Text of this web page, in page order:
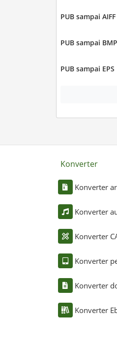
PUB sampai AIFF
PUB sampai BMP
PUB sampai EPS
Konverter
Konverter
Konverter
Konverter
Konverter
Konverter
Konverter